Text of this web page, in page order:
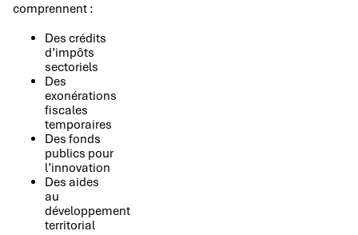
comprennent :
Des crédits
d’impôts
sectoriels
Des
exonérations
fiscales
temporaires
Des fonds
publics pour
l’innovation
Des aides
au
développement
territorial